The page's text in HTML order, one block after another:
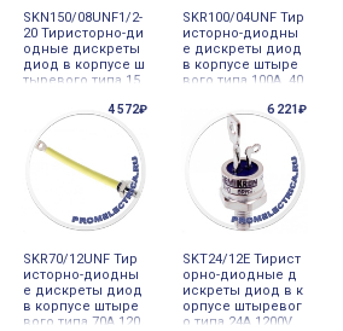
SKN150/08UNF1/2-
20 Тиристорно-ди
одные дискреты
диод в корпусе ш
тыревого типа 15
SKR100/04UNF Тир
исторно-диодны
е дискреты диод
в корпусе штыре
вого типа 100A 40
4 572₽
SKR70/12UNF Тир
исторно-диодны
е дискреты диод
в корпусе штыре
вого типа 70A 120
6 221₽
SKT24/12E Тирист
орно-диодные д
искреты диод в к
орпусе штыревог
о типа 24A 1200V,